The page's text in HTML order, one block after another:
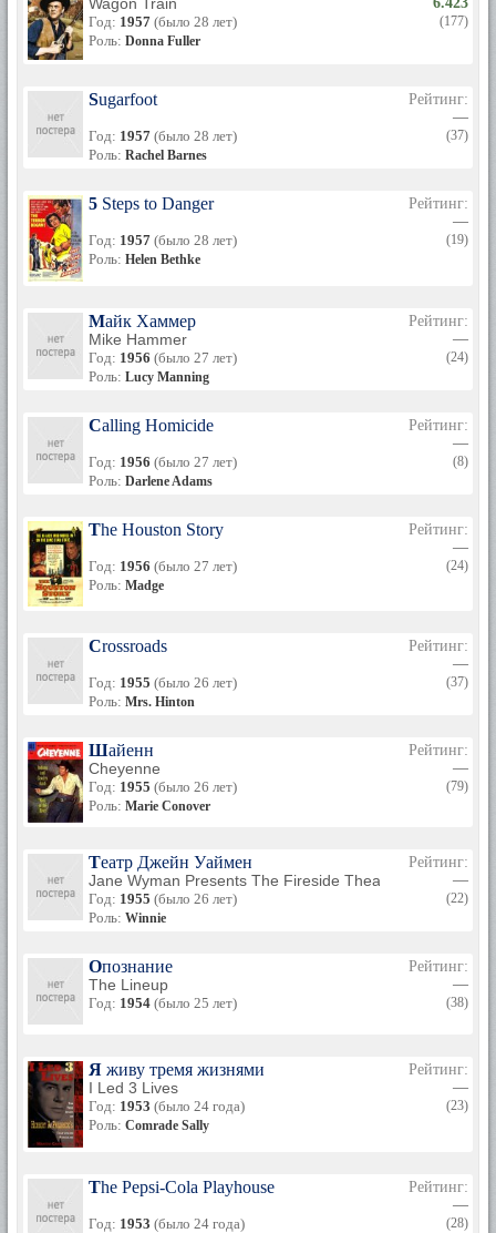
Год: 1957 (было 28 лет)
Роль: Donna Fuller
(177)
Sugarfoot
Год: 1957 (было 28 лет)
Роль: Rachel Barnes
Рейтинг:
—
(37)
5 Steps to Danger
Год: 1957 (было 28 лет)
Роль: Helen Bethke
Рейтинг:
—
(19)
Майк Хаммер
Mike Hammer
Год: 1956 (было 27 лет)
Роль: Lucy Manning
Рейтинг:
—
(24)
Calling Homicide
Год: 1956 (было 27 лет)
Роль: Darlene Adams
Рейтинг:
—
(8)
The Houston Story
Год: 1956 (было 27 лет)
Роль: Madge
Рейтинг:
—
(24)
Crossroads
Год: 1955 (было 26 лет)
Роль: Mrs. Hinton
Рейтинг:
—
(37)
Шайенн
Cheyenne
Год: 1955 (было 26 лет)
Роль: Marie Conover
Рейтинг:
—
(79)
Театр Джейн Уаймен
Jane Wyman Presents The Fireside Theatre
Год: 1955 (было 26 лет)
Роль: Winnie
Рейтинг:
—
(22)
Опознание
The Lineup
Год: 1954 (было 25 лет)
Рейтинг:
—
(38)
Я живу тремя жизнями
I Led 3 Lives
Год: 1953 (было 24 года)
Роль: Comrade Sally
Рейтинг:
—
(23)
The Pepsi-Cola Playhouse
Год: 1953 (было 24 года)
Рейтинг:
—
(28)